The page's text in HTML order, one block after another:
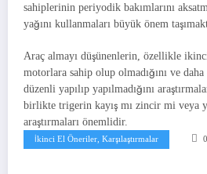
sahiplerinin periyodik bakımlarını
yağını kullanmaları büyük önem
Araç almayı düşünenlerin, özellikle
motorlara sahip olup olmadığını ve daha
düzenli yapılıp yapılmadığını
birlikte trigerin kayış mı zincir mi veya
araştırmaları önemlidir.
İkinci El Öneriler, Karşılaştırmalar